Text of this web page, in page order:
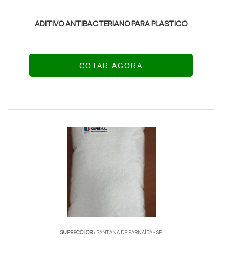
ADITIVO ANTIBACTERIANO PARA PLASTICO
COTAR AGORA
SUPRECOLOR/ SANTANA DE PARNAÍBA - SP